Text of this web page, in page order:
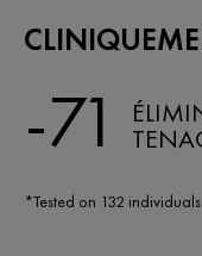
-71
*Tested on 132 individuals